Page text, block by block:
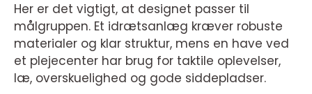
Her er det vigtigt, at designet passer til
målgruppen. Et idrætsanlæg kræver robuste
materialer og klar struktur, mens en have ved
et plejecenter har brug for taktile oplevelser,
læ, overskuelighed og gode siddepladser.